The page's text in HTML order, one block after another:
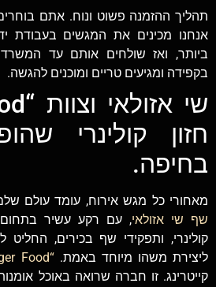
תהליך ההזמנה פשוט ונוח. אתם
אנחנו מכינים את המגשים בעבודת
ביותר, ואז שולחים אותם עד
בקפידה ומגיעים טריים ומוכנים להגשה.
חזון קולינרי
בחיפה.
מאחורי כל מגש אירוח, עומד עולם
שף שי אזולאי, עם רקע עשיר בתחום
קולינרי, ותפקידי שף בכירים,
ליצירת משהו מיוחד באמת. “Finger Food”
קייטרינג. זו חברה שרואה באוכל